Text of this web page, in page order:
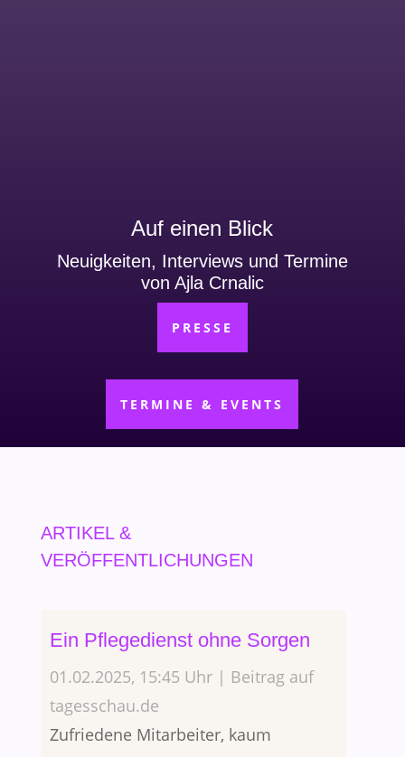
Auf einen Blick
Neuigkeiten, Interviews und Termine
von Ajla Crnalic
PRESSE
TERMINE & EVENTS
ARTIKEL &
VERÖFFENTLICHUNGEN
Ein Pflegedienst ohne Sorgen
01.02.2025, 15:45 Uhr | Beitrag auf
tagesschau.de
Zufriedene Mitarbeiter, kaum